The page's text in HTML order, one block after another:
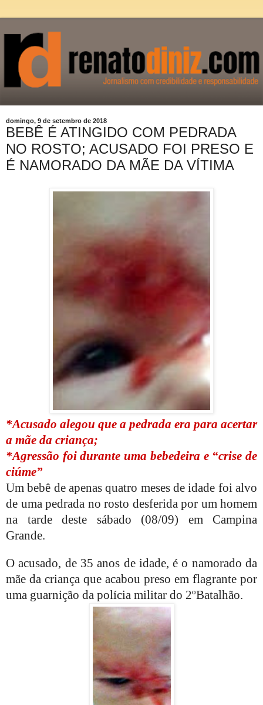
domingo, 9 de setembro de 2018
BEBÊ É ATINGIDO COM PEDRADA
NO ROSTO; ACUSADO FOI PRESO E
É NAMORADO DA MÃE DA VÍTIMA
*Acusado alegou que a pedrada era para acertar
a mãe da criança;
*Agressão foi durante uma bebedeira e “crise de
ciúme”
Um bebê de apenas quatro meses de idade foi alvo
de uma pedrada no rosto desferida por um homem
na tarde deste sábado (08/09) em Campina
Grande.
O acusado, de 35 anos de idade, é o namorado da
mãe da criança que acabou preso em flagrante por
uma guarnição da polícia militar do 2ºBatalhão.